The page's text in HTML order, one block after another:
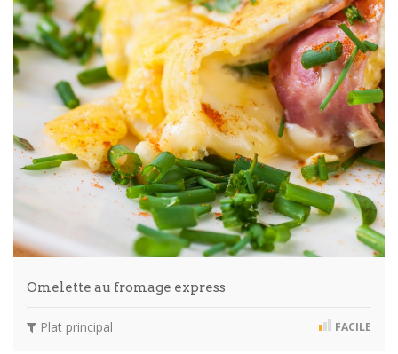
Omelette au fromage express
Plat principal FACILE